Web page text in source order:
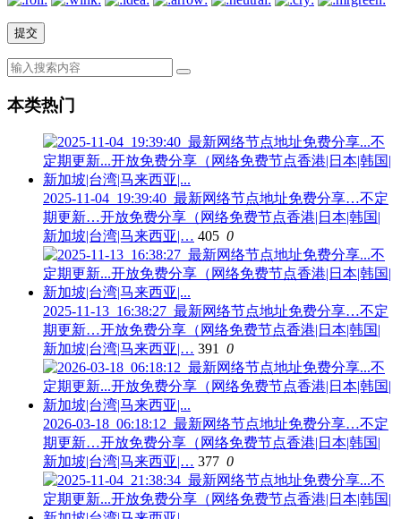
本类热门
2025-11-04_19:39:40_最新网络节点地址免费分享…不定
期更新…开放免费分享（网络免费节点香港|日本|韩国|
新加坡|台湾|马来西亚|… 405 0
2025-11-13_16:38:27_最新网络节点地址免费分享…不定
期更新…开放免费分享（网络免费节点香港|日本|韩国|
新加坡|台湾|马来西亚|… 391 0
2026-03-18_06:18:12_最新网络节点地址免费分享…不定
期更新…开放免费分享（网络免费节点香港|日本|韩国|
新加坡|台湾|马来西亚|… 377 0